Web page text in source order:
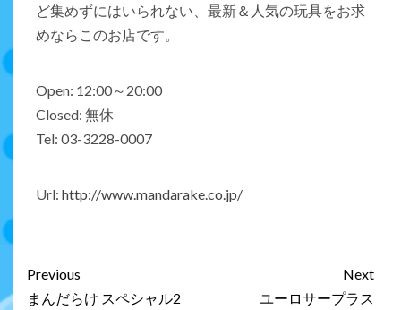
ど集めずにはいられない、最新＆人気の玩具をお求
めならこのお店です。
Open: 12:00～20:00
Closed: 無休
Tel: 03-3228-0007
Url: http://www.mandarake.co.jp/
Previous
まんだらけ スペシャル2
Next
ユーロサープラス